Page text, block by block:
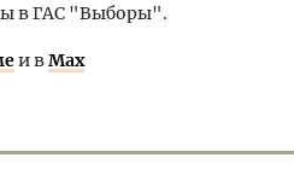
в ГАС "Выборы".
и вMax